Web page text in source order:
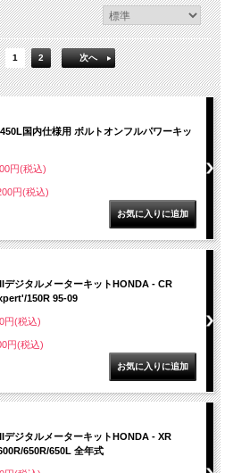
1 2 次へ
国内仕様用 ボルトオンフルパワーキッ
円(税込)
円(税込)
ジタルメーターキットHONDA - CR
150R 95-09
円(税込)
円(税込)
ジタルメーターキットHONDA - XR
650R/650L 全年式